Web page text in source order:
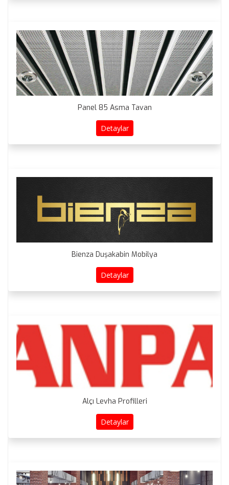
Panel 85 Asma Tavan
Detaylar
Bienza Duşakabin Mobilya
Detaylar
Alçı Levha Profilleri
Detaylar